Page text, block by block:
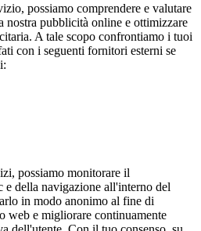
possiamo comprendere e valutare
nostra pubblicità online e ottimizzare
A tale scopo confrontiamo i tuoi
con i seguenti fornitori esterni se
possiamo monitorare il
e della navigazione all'interno del
in modo anonimo al fine di
web e migliorare continuamente